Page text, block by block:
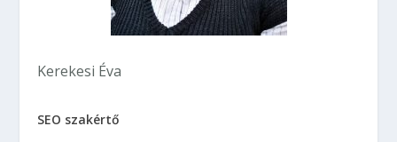
Kerekesi Éva
SEO szakértő